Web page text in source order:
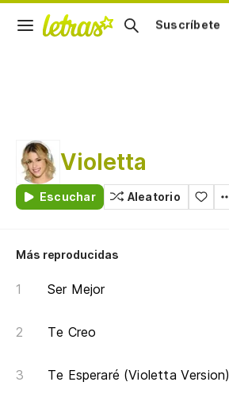
Suscríbete
Violetta
Escuchar Aleatorio
Más reproducidas
Ser Mejor
Te Creo
Te Esperaré (Violetta Version)